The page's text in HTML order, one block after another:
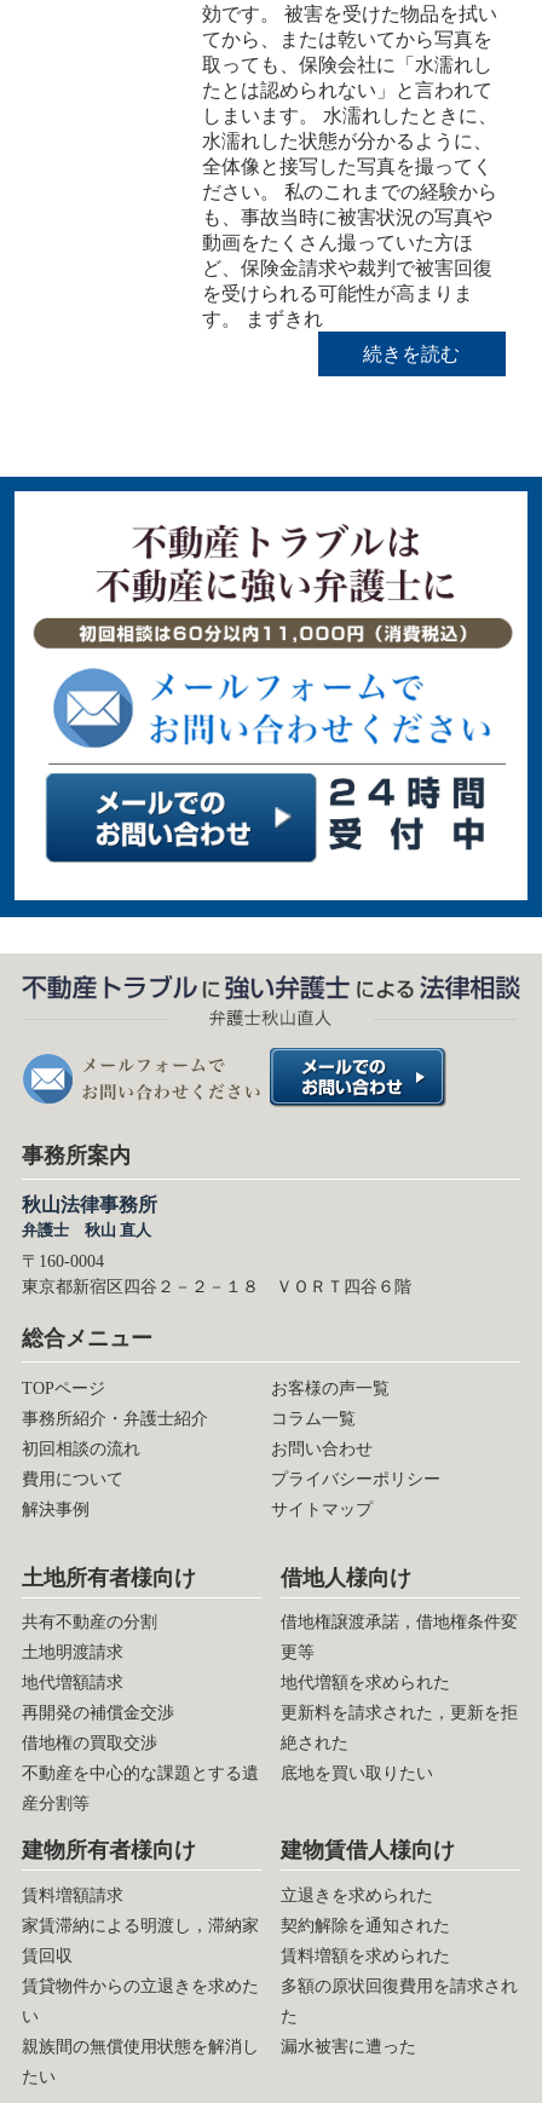
効です。 被害を受けた物品を拭い
てから、または乾いてから写真を
取っても、保険会社に「水濡れし
たとは認められない」と言われて
しまいます。 水濡れしたときに、
水濡れした状態が分かるように、
全体像と接写した写真を撮ってく
ださい。 私のこれまでの経験から
も、事故当時に被害状況の写真や
動画をたくさん撮っていた方ほ
ど、保険金請求や裁判で被害回復
を受けられる可能性が高まりま
す。 まずきれ
続きを読む
事務所案内
秋山法律事務所
弁護士 秋山 直人
〒160-0004
東京都新宿区四谷２－２－１８ ＶＯＲＴ四谷６階
総合メニュー
TOPページ
事務所紹介・弁護士紹介
初回相談の流れ
費用について
解決事例
お客様の声一覧
コラム一覧
お問い合わせ
プライバシーポリシー
サイトマップ
土地所有者様向け
共有不動産の分割
土地明渡請求
地代増額請求
再開発の補償金交渉
借地権の買取交渉
不動産を中心的な課題とする遺
産分割等
借地人様向け
借地権譲渡承諾，借地権条件変
更等
地代増額を求められた
更新料を請求された，更新を拒
絶された
底地を買い取りたい
建物所有者様向け
賃料増額請求
家賃滞納による明渡し，滞納家
賃回収
賃貸物件からの立退きを求めた
い
親族間の無償使用状態を解消し
たい
建物賃借人様向け
立退きを求められた
契約解除を通知された
賃料増額を求められた
多額の原状回復費用を請求され
た
漏水被害に遭った